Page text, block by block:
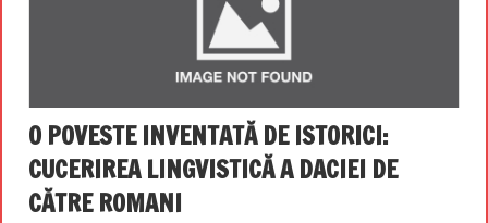
O POVESTE INVENTATĂ DE ISTORICI:
CUCERIREA LINGVISTICĂ A DACIEI DE
CĂTRE ROMANI